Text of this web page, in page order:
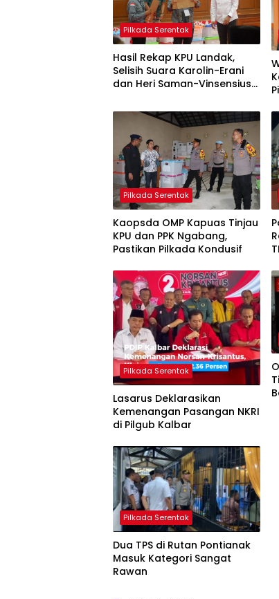
Pilkada Serentak
Hasil Rekap KPU Landak,
Selisih Suara Karolin-Erani
dan Heri Saman-Vinsensius
Pilkada Serentak
Kaopsda OMP Kapuas Tinjau
KPU dan PPK Ngabang,
Pastikan Pilkada Kondusif
Pilkada Serentak
Lasarus Deklarasikan
Kemenangan Pasangan NKRI
di Pilgub Kalbar
Pilkada Serentak
Dua TPS di Rutan Pontianak
Masuk Kategori Sangat
Rawan